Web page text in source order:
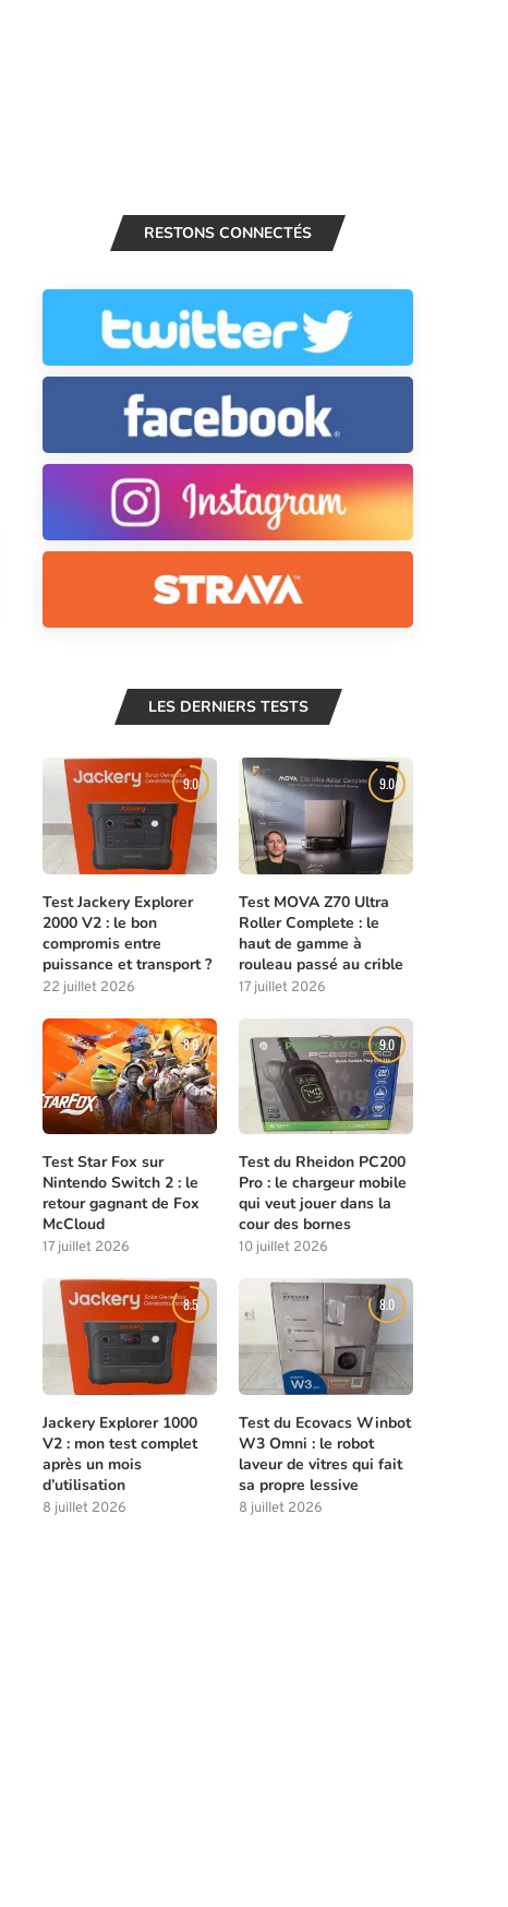
RESTONS CONNECTÉS
LES DERNIERS TESTS
9.0
Test Jackery Explorer
2000 V2 : le bon
compromis entre
puissance et transport ?
22 juillet 2026
9.0
Test MOVA Z70 Ultra
Roller Complete : le
haut de gamme à
rouleau passé au crible
17 juillet 2026
8.0
Test Star Fox sur
Nintendo Switch 2 : le
retour gagnant de Fox
McCloud
17 juillet 2026
9.0
Test du Rheidon PC200
Pro : le chargeur mobile
qui veut jouer dans la
cour des bornes
10 juillet 2026
8.5
Jackery Explorer 1000
V2 : mon test complet
après un mois
d’utilisation
8 juillet 2026
8.0
Test du Ecovacs Winbot
W3 Omni : le robot
laveur de vitres qui fait
sa propre lessive
8 juillet 2026